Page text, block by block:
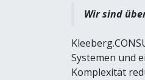
Wir sind
Systemen und
Komplexität